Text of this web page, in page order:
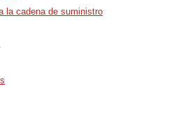
la cadena de suministro